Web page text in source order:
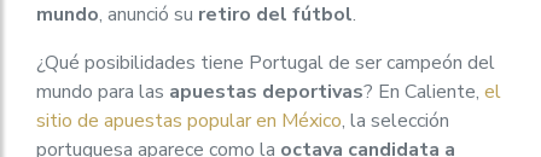
mundo, anunció su retiro del fútbol.
¿Qué posibilidades tiene Portugal de ser campeón del
mundo para las apuestas deportivas? En Caliente, el
sitio de apuestas popular en México, la selección
portuguesa aparece como la octava candidata a